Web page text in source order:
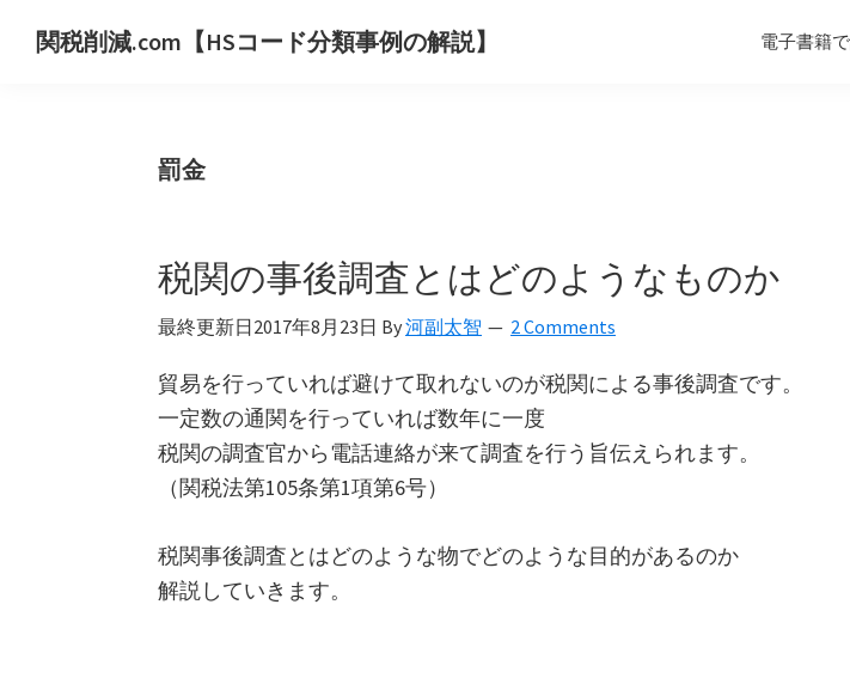
関税削減.com【HSコード分類事例の解説】 電子書籍
罰金
税関の事後調査とはどのようなものか
最終更新日2017年8月23日 By河副太智 2 Comments
貿易を行っていれば避けて取れないのが税関による事後調査です。
一定数の通関を行っていれば数年に一度
税関の調査官から電話連絡が来て調査を行う旨伝えられます。
（関税法第105条第1項第6号）
税関事後調査とはどのような物でどのような目的があるのか
解説していきます。